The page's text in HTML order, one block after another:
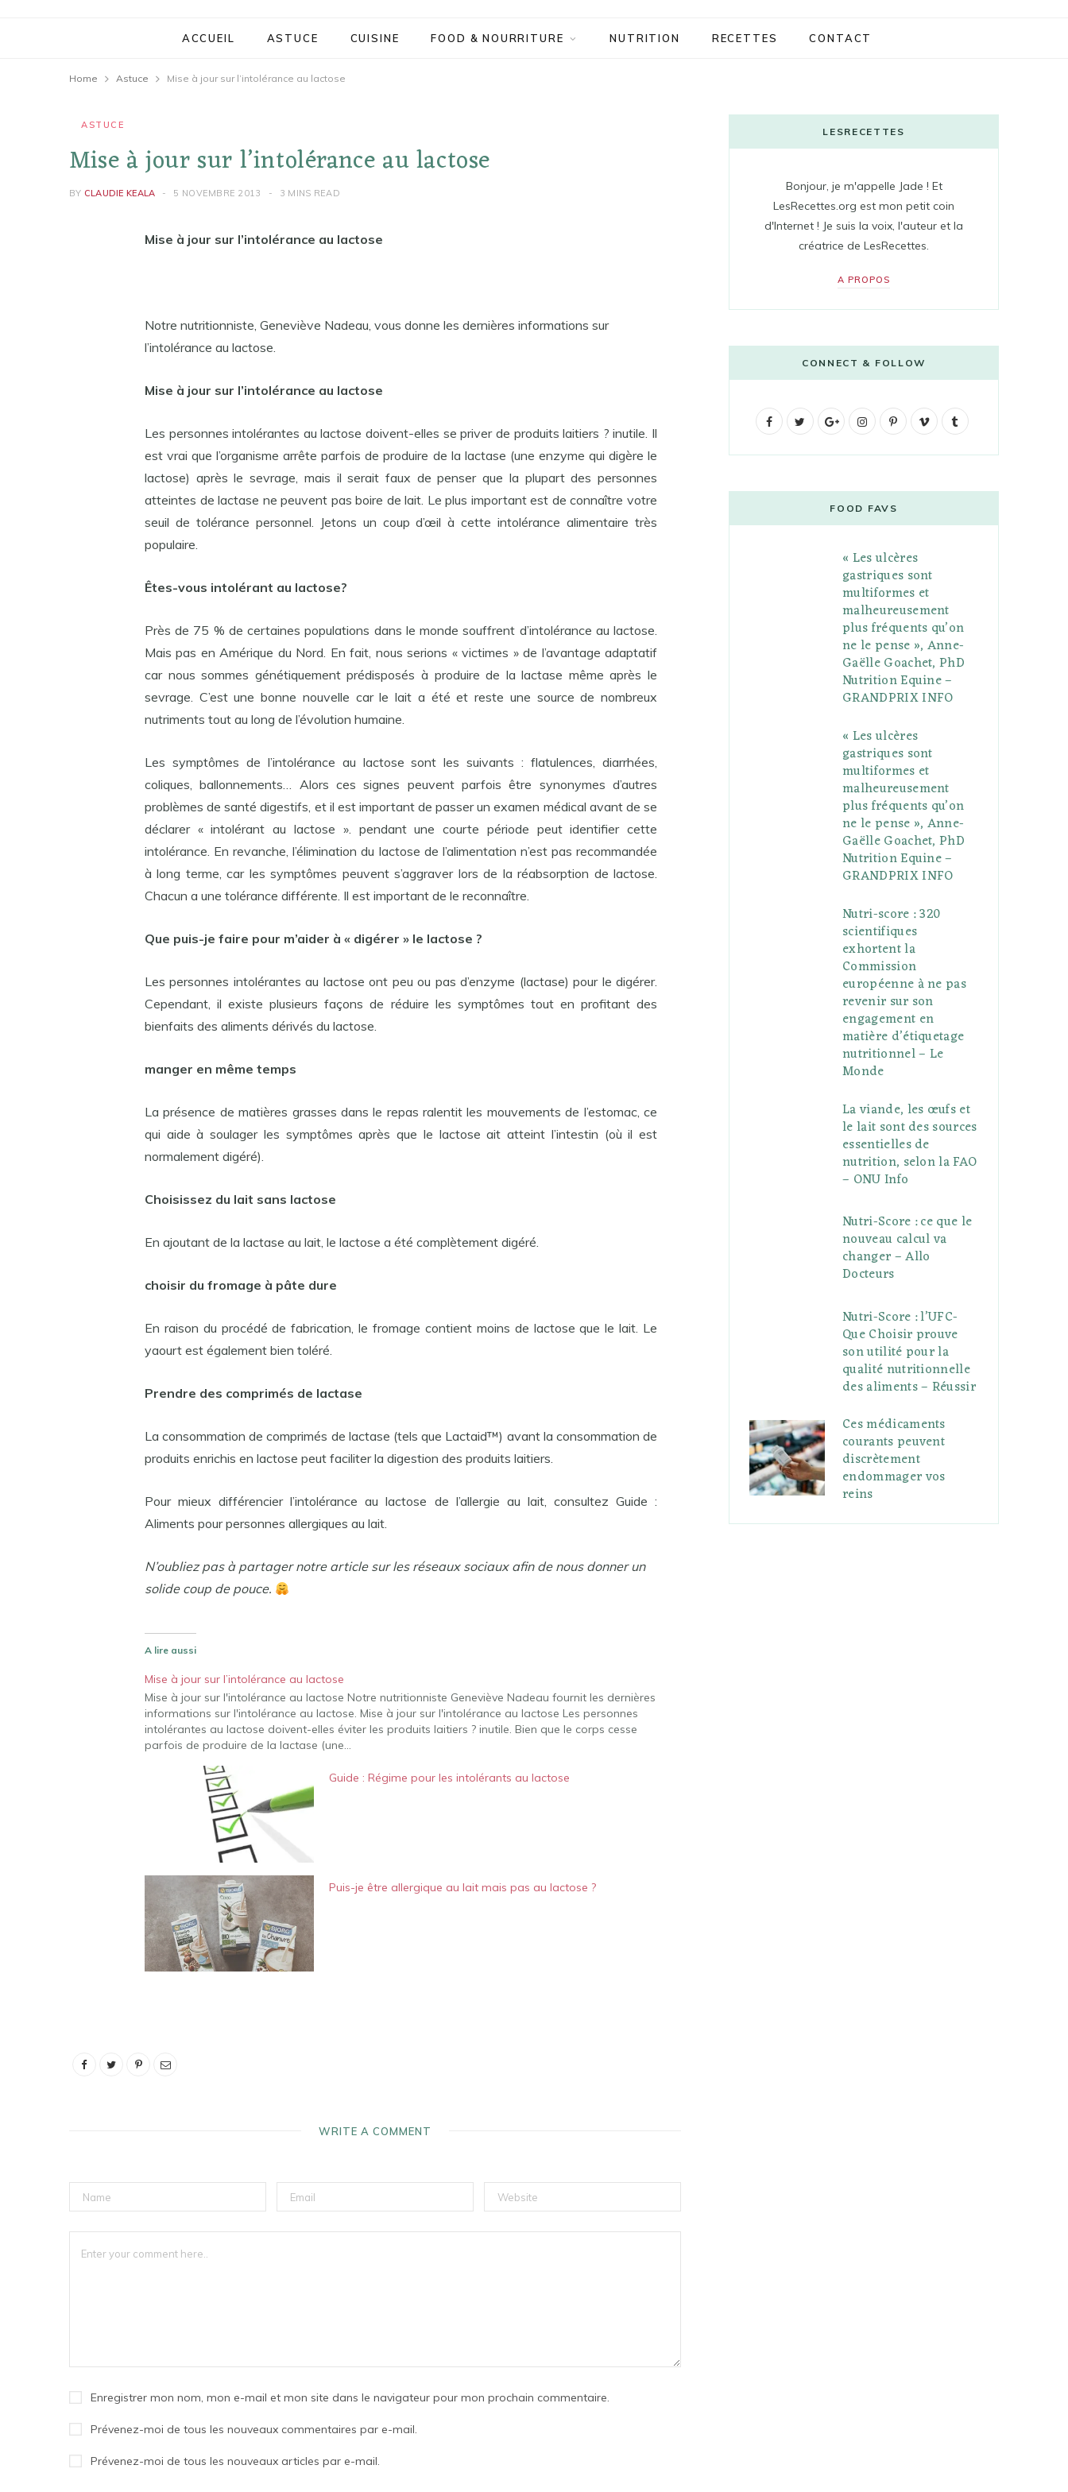
ACCUEIL ASTUCE CUISINE FOOD & NOURRITURE NUTRITION RECETTES CONTACT
Home Astuce Mise à jour sur l’intolérance au lactose
ASTUCE
Mise à jour sur l’intolérance au lactose
BY CLAUDIE KEALA 5 NOVEMBRE 2013 3 MINS READ
Mise à jour sur l’intolérance au lactose
Notre nutritionniste, Geneviève Nadeau, vous donne les dernières informations sur
l’intolérance au lactose.
Mise à jour sur l’intolérance au lactose
Les personnes intolérantes au lactose doivent-elles se priver de produits laitiers ? inutile. Il
est vrai que l’organisme arrête parfois de produire de la lactase (une enzyme qui digère le
lactose) après le sevrage, mais il serait faux de penser que la plupart des personnes
atteintes de lactase ne peuvent pas boire de lait. Le plus important est de connaître votre
seuil de tolérance personnel. Jetons un coup d’œil à cette intolérance alimentaire très
populaire.
Êtes-vous intolérant au lactose?
Près de 75 % de certaines populations dans le monde souffrent d’intolérance au lactose.
Mais pas en Amérique du Nord. En fait, nous serions « victimes » de l’avantage adaptatif
car nous sommes génétiquement prédisposés à produire de la lactase même après le
sevrage. C’est une bonne nouvelle car le lait a été et reste une source de nombreux
nutriments tout au long de l’évolution humaine.
Les symptômes de l’intolérance au lactose sont les suivants : flatulences, diarrhées,
coliques, ballonnements… Alors ces signes peuvent parfois être synonymes d’autres
problèmes de santé digestifs, et il est important de passer un examen médical avant de se
déclarer « intolérant au lactose ». pendant une courte période peut identifier cette
intolérance. En revanche, l’élimination du lactose de l’alimentation n’est pas recommandée
à long terme, car les symptômes peuvent s’aggraver lors de la réabsorption de lactose.
Chacun a une tolérance différente. Il est important de le reconnaître.
Que puis-je faire pour m’aider à « digérer » le lactose ?
Les personnes intolérantes au lactose ont peu ou pas d’enzyme (lactase) pour le digérer.
Cependant, il existe plusieurs façons de réduire les symptômes tout en profitant des
bienfaits des aliments dérivés du lactose.
manger en même temps
La présence de matières grasses dans le repas ralentit les mouvements de l’estomac, ce
qui aide à soulager les symptômes après que le lactose ait atteint l’intestin (où il est
normalement digéré).
Choisissez du lait sans lactose
En ajoutant de la lactase au lait, le lactose a été complètement digéré.
choisir du fromage à pâte dure
En raison du procédé de fabrication, le fromage contient moins de lactose que le lait. Le
yaourt est également bien toléré.
Prendre des comprimés de lactase
La consommation de comprimés de lactase (tels que Lactaid™) avant la consommation de
produits enrichis en lactose peut faciliter la digestion des produits laitiers.
Pour mieux différencier l’intolérance au lactose de l’allergie au lait, consultez Guide :
Aliments pour personnes allergiques au lait.
N’oubliez pas à partager notre article sur les réseaux sociaux afin de nous donner un
solide coup de pouce.
A lire aussi
Mise à jour sur l’intolérance au lactose
Mise à jour sur l'intolérance au lactose Notre nutritionniste Geneviève Nadeau fournit les dernières
informations sur l'intolérance au lactose. Mise à jour sur l'intolérance au lactose Les personnes
intolérantes au lactose doivent-elles éviter les produits laitiers ? inutile. Bien que le corps cesse
parfois de produire de la lactase (une…
Guide : Régime pour les intolérants au lactose
Puis-je être allergique au lait mais pas au lactose ?
WRITE A COMMENT
Enregistrer mon nom, mon e-mail et mon site dans le navigateur pour mon prochain commentaire.
Prévenez-moi de tous les nouveaux commentaires par e-mail.
Prévenez-moi de tous les nouveaux articles par e-mail.
LESRECETTES
Bonjour, je m'appelle Jade ! Et
LesRecettes.org est mon petit coin
d'Internet ! Je suis la voix, l'auteur et la
créatrice de LesRecettes.
A PROPOS
CONNECT & FOLLOW
F
b
t
G
g
l
e
P
u
s
I
t
a
g
r
a
P
e
r
e
s
V
o
l
FOOD FAVS
« Les ulcères
gastriques sont
multiformes et
malheureusement
plus fréquents qu’on
ne le pense », Anne-
Gaëlle Goachet, PhD
Nutrition Equine –
GRANDPRIX INFO
« Les ulcères
gastriques sont
multiformes et
malheureusement
plus fréquents qu’on
ne le pense », Anne-
Gaëlle Goachet, PhD
Nutrition Equine –
GRANDPRIX INFO
Nutri-score : 320
scientifiques
exhortent la
Commission
européenne à ne pas
revenir sur son
engagement en
matière d’étiquetage
nutritionnel – Le
Monde
La viande, les œufs et
le lait sont des sources
essentielles de
nutrition, selon la FAO
– ONU Info
Nutri-Score : ce que le
nouveau calcul va
changer – Allo
Docteurs
Nutri-Score : l’UFC-
Que Choisir prouve
son utilité pour la
qualité nutritionnelle
des aliments – Réussir
Ces médicaments
courants peuvent
discrètement
endommager vos
reins